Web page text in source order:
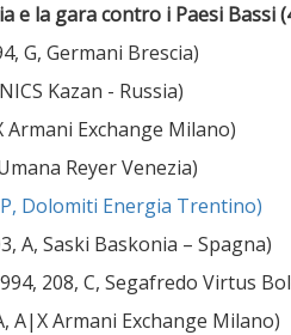
e la gara contro i Paesi Bassi
G, Germani Brescia)
Kazan - Russia)
Armani Exchange Milano)
Reyer Venezia)
Dolomiti Energia Trentino)
A, Saski Baskonia – Spagna)
208, C, Segafredo Virtus
A|X Armani Exchange Milano)